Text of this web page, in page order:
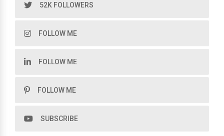
52K FOLLOWERS
FOLLOW ME
FOLLOW ME
FOLLOW ME
SUBSCRIBE